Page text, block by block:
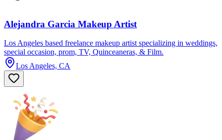
Alejandra Garcia Makeup Artist
Los Angeles based freelance makeup artist specializing in weddings,
special occasion, prom, TV, Quinceaneras, & Film.
Los Angeles, CA